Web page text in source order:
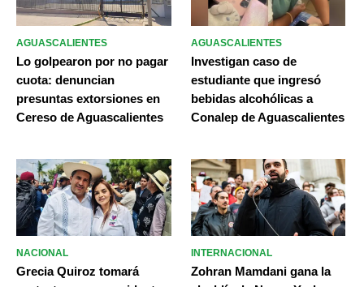
AGUASCALIENTES
Lo golpearon por no pagar
cuota: denuncian
presuntas extorsiones en
Cereso de Aguascalientes
AGUASCALIENTES
Investigan caso de
estudiante que ingresó
bebidas alcohólicas a
Conalep de Aguascalientes
NACIONAL
Grecia Quiroz tomará
INTERNACIONAL
Zohran Mamdani gana la